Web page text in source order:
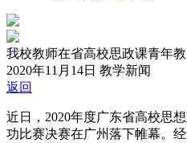
我校教师在省高校思政课青年
2020年11月14日 教学新闻
返回
近日，2020年度广东省高校思
功比赛决赛在广州落下帷幕。